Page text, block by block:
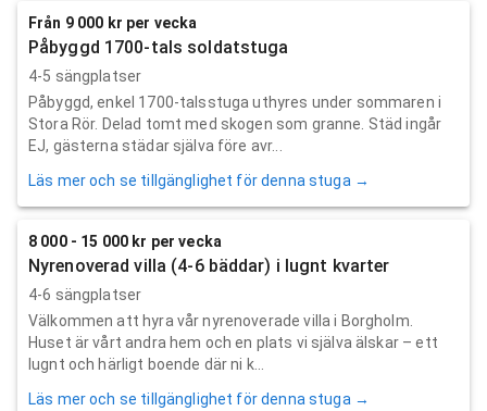
Från 9 000 kr per vecka
Påbyggd 1700-tals soldatstuga
4-5 sängplatser
Påbyggd, enkel 1700-talsstuga uthyres under sommaren i
Stora Rör. Delad tomt med skogen som granne. Städ ingår
EJ, gästerna städar själva före avr...
Läs mer och se tillgänglighet för denna stuga →
8 000 - 15 000 kr per vecka
Nyrenoverad villa (4-6 bäddar) i lugnt kvarter
4-6 sängplatser
Välkommen att hyra vår nyrenoverade villa i Borgholm.
Huset är vårt andra hem och en plats vi själva älskar – ett
lugnt och härligt boende där ni k...
Läs mer och se tillgänglighet för denna stuga →